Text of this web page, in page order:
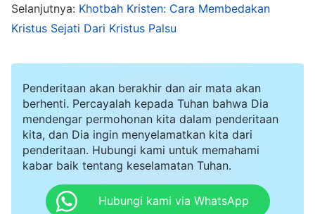
Mereka berperilaku sedemikian rupa sampai
mengikuti tren duniawi dan mengejar
tidak mampu melepaskan ikatan dosa—hati
mereka telah menyimpang terlalu jauh dari
Tuhan. Bukankah seluruh umat manusia, yang
rusak sampai sedemikian ekstrem, sudah lama
mencapai titik di mana mereka seharusnya telah
Selanjutnya: Khotbah Kristen: Cara Membedakan
Kristus Sejati Dari Kristus Palsu
Penderitaan akan berakhir dan air mata akan
berhenti. Percayalah kepada Tuhan bahwa Dia
mendengar permohonan kita dalam penderitaan
kita, dan Dia ingin menyelamatkan kita dari
penderitaan. Hubungi kami untuk memahami
kabar baik tentang keselamatan Tuhan.
Hubungi kami via WhatsApp